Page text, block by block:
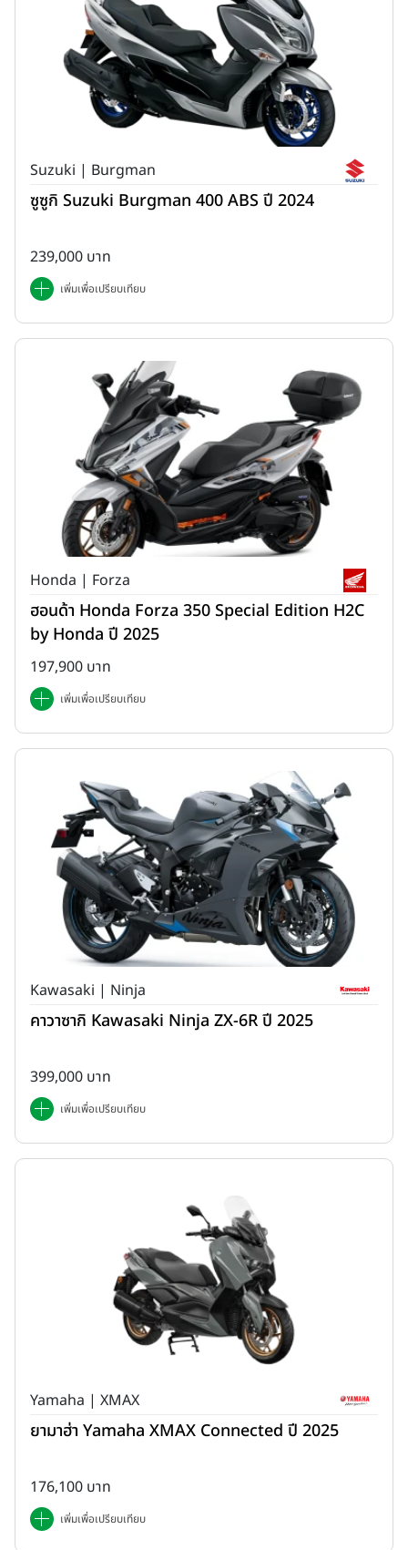
Suzuki | Burgman
ซูซูกิ Suzuki Burgman 400 ABS ปี 2024
239,000 บาท
เพิ่มเพื่อเปรียบเทียบ
Honda | Forza
ฮอนด้า Honda Forza 350 Special Edition H2C
by Honda ปี 2025
197,900 บาท
เพิ่มเพื่อเปรียบเทียบ
Kawasaki | Ninja
คาวาซากิ Kawasaki Ninja ZX-6R ปี 2025
399,000 บาท
เพิ่มเพื่อเปรียบเทียบ
Yamaha | XMAX
ยามาฮ่า Yamaha XMAX Connected ปี 2025
176,100 บาท
เพิ่มเพื่อเปรียบเทียบ